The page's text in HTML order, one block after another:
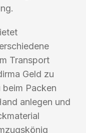
Transport
Geld zu
beim Packen
anlegen und